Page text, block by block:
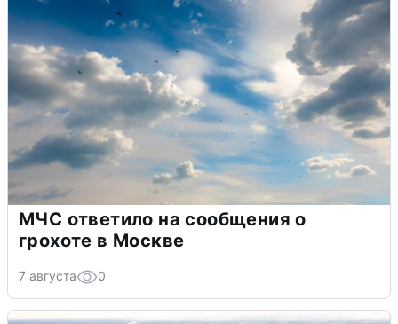
МЧС ответило на сообщения о
грохоте в Москве
7 августа 0